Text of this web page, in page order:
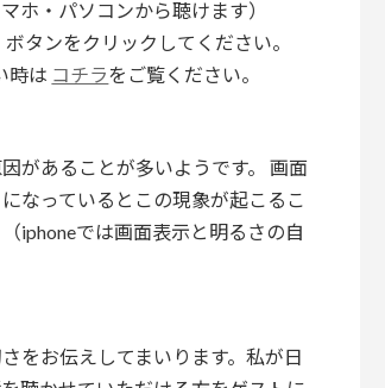
ホ・パソコンから聴けます）
タンをクリックしてください。
時は コチラをご覧ください。
があることが多いようです。 画面
なっているとこの現象が起こるこ
iphoneでは画面表示と明るさの自
をお伝えしてまいります。私が日